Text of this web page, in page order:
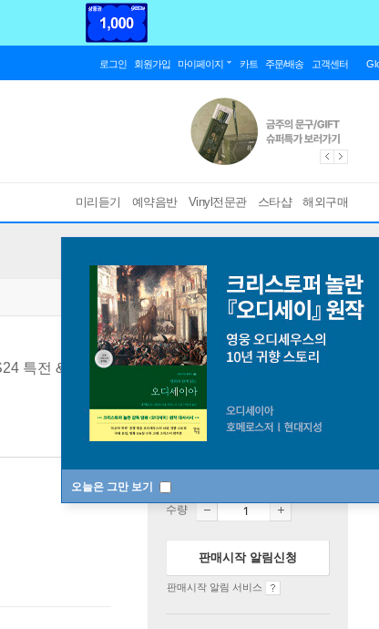
로그인 회원가입 마이페이지 카트 주문/배송 고객센터
미리듣기 예약음반 Vinyl전문관 스타샵 해외구매
오늘은 그만 보기
특전 & 포스터 종료
품절
수량
판매시작 알림신청
판매시작 알림 서비스